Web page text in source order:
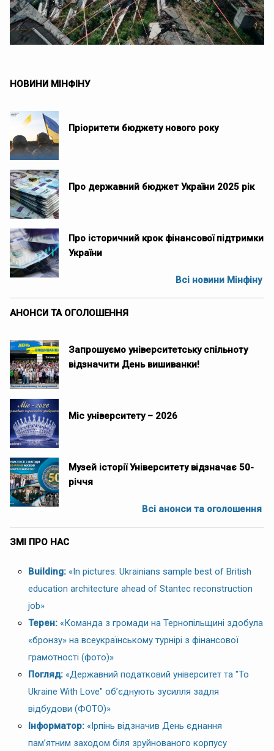
НОВИНИ МІНФІНУ
Пріоритети бюджету нового року
Про державний бюджет України 2025 рік
Про історичний крок фінансової підтримки
України
Всі новини Мінфіну
АНОНСИ ТА ОГОЛОШЕННЯ
Запрошуємо університетську спільноту
відзначити День вишиванки!
Міс університету – 2026
Музей історії Університету відзначає 50-
річчя
Всі анонси та оголошення
ЗМІ ПРО НАС
Building: «In pictures: Ukrainians sample best of British
education architecture ahead of Stantec reconstruction
job»
Терен: «Команда з громади на Тернопільщині здобула
«бронзу» на всеукраїнському турнірі з фінансової
грамотності (фото)»
Погляд: «Державний податковий університет та "To
Ukraine With Love" об’єднують зусилля задля
відбудови (ФОТО)»
Інформатор: «Ірпінь відзначив День єднання
пам’ятним заходом біля зруйнованого корпусу